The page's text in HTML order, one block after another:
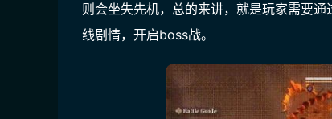
则会坐失先机，总的来讲，就是玩家需要
线剧情，开启boss战。